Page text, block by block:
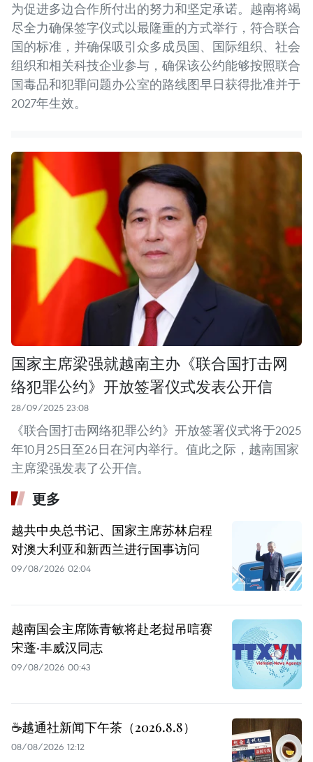
为促进多边合作所付出的努力和坚定承诺。越南将竭
尽全力确保签字仪式以最隆重的方式举行，符合联合
国的标准，并确保吸引众多成员国、国际组织、社会
组织和相关科技企业参与，确保该公约能够按照联合
国毒品和犯罪问题办公室的路线图早日获得批准并于
2027年生效。
国家主席梁强就越南主办《联合国打击网
络犯罪公约》开放签署仪式发表公开信
28/09/2025 23:08
《联合国打击网络犯罪公约》开放签署仪式将于2025
年10月25日至26日在河内举行。值此之际，越南国家
主席梁强发表了公开信。
更多
越共中央总书记、国家主席苏林启程
对澳大利亚和新西兰进行国事访问
09/08/2026 02:04
越南国会主席陈青敏将赴老挝吊唁赛
宋蓬·丰威汉同志
09/08/2026 00:43
☕️越通社新闻下午茶（2026.8.8）
08/08/2026 12:12